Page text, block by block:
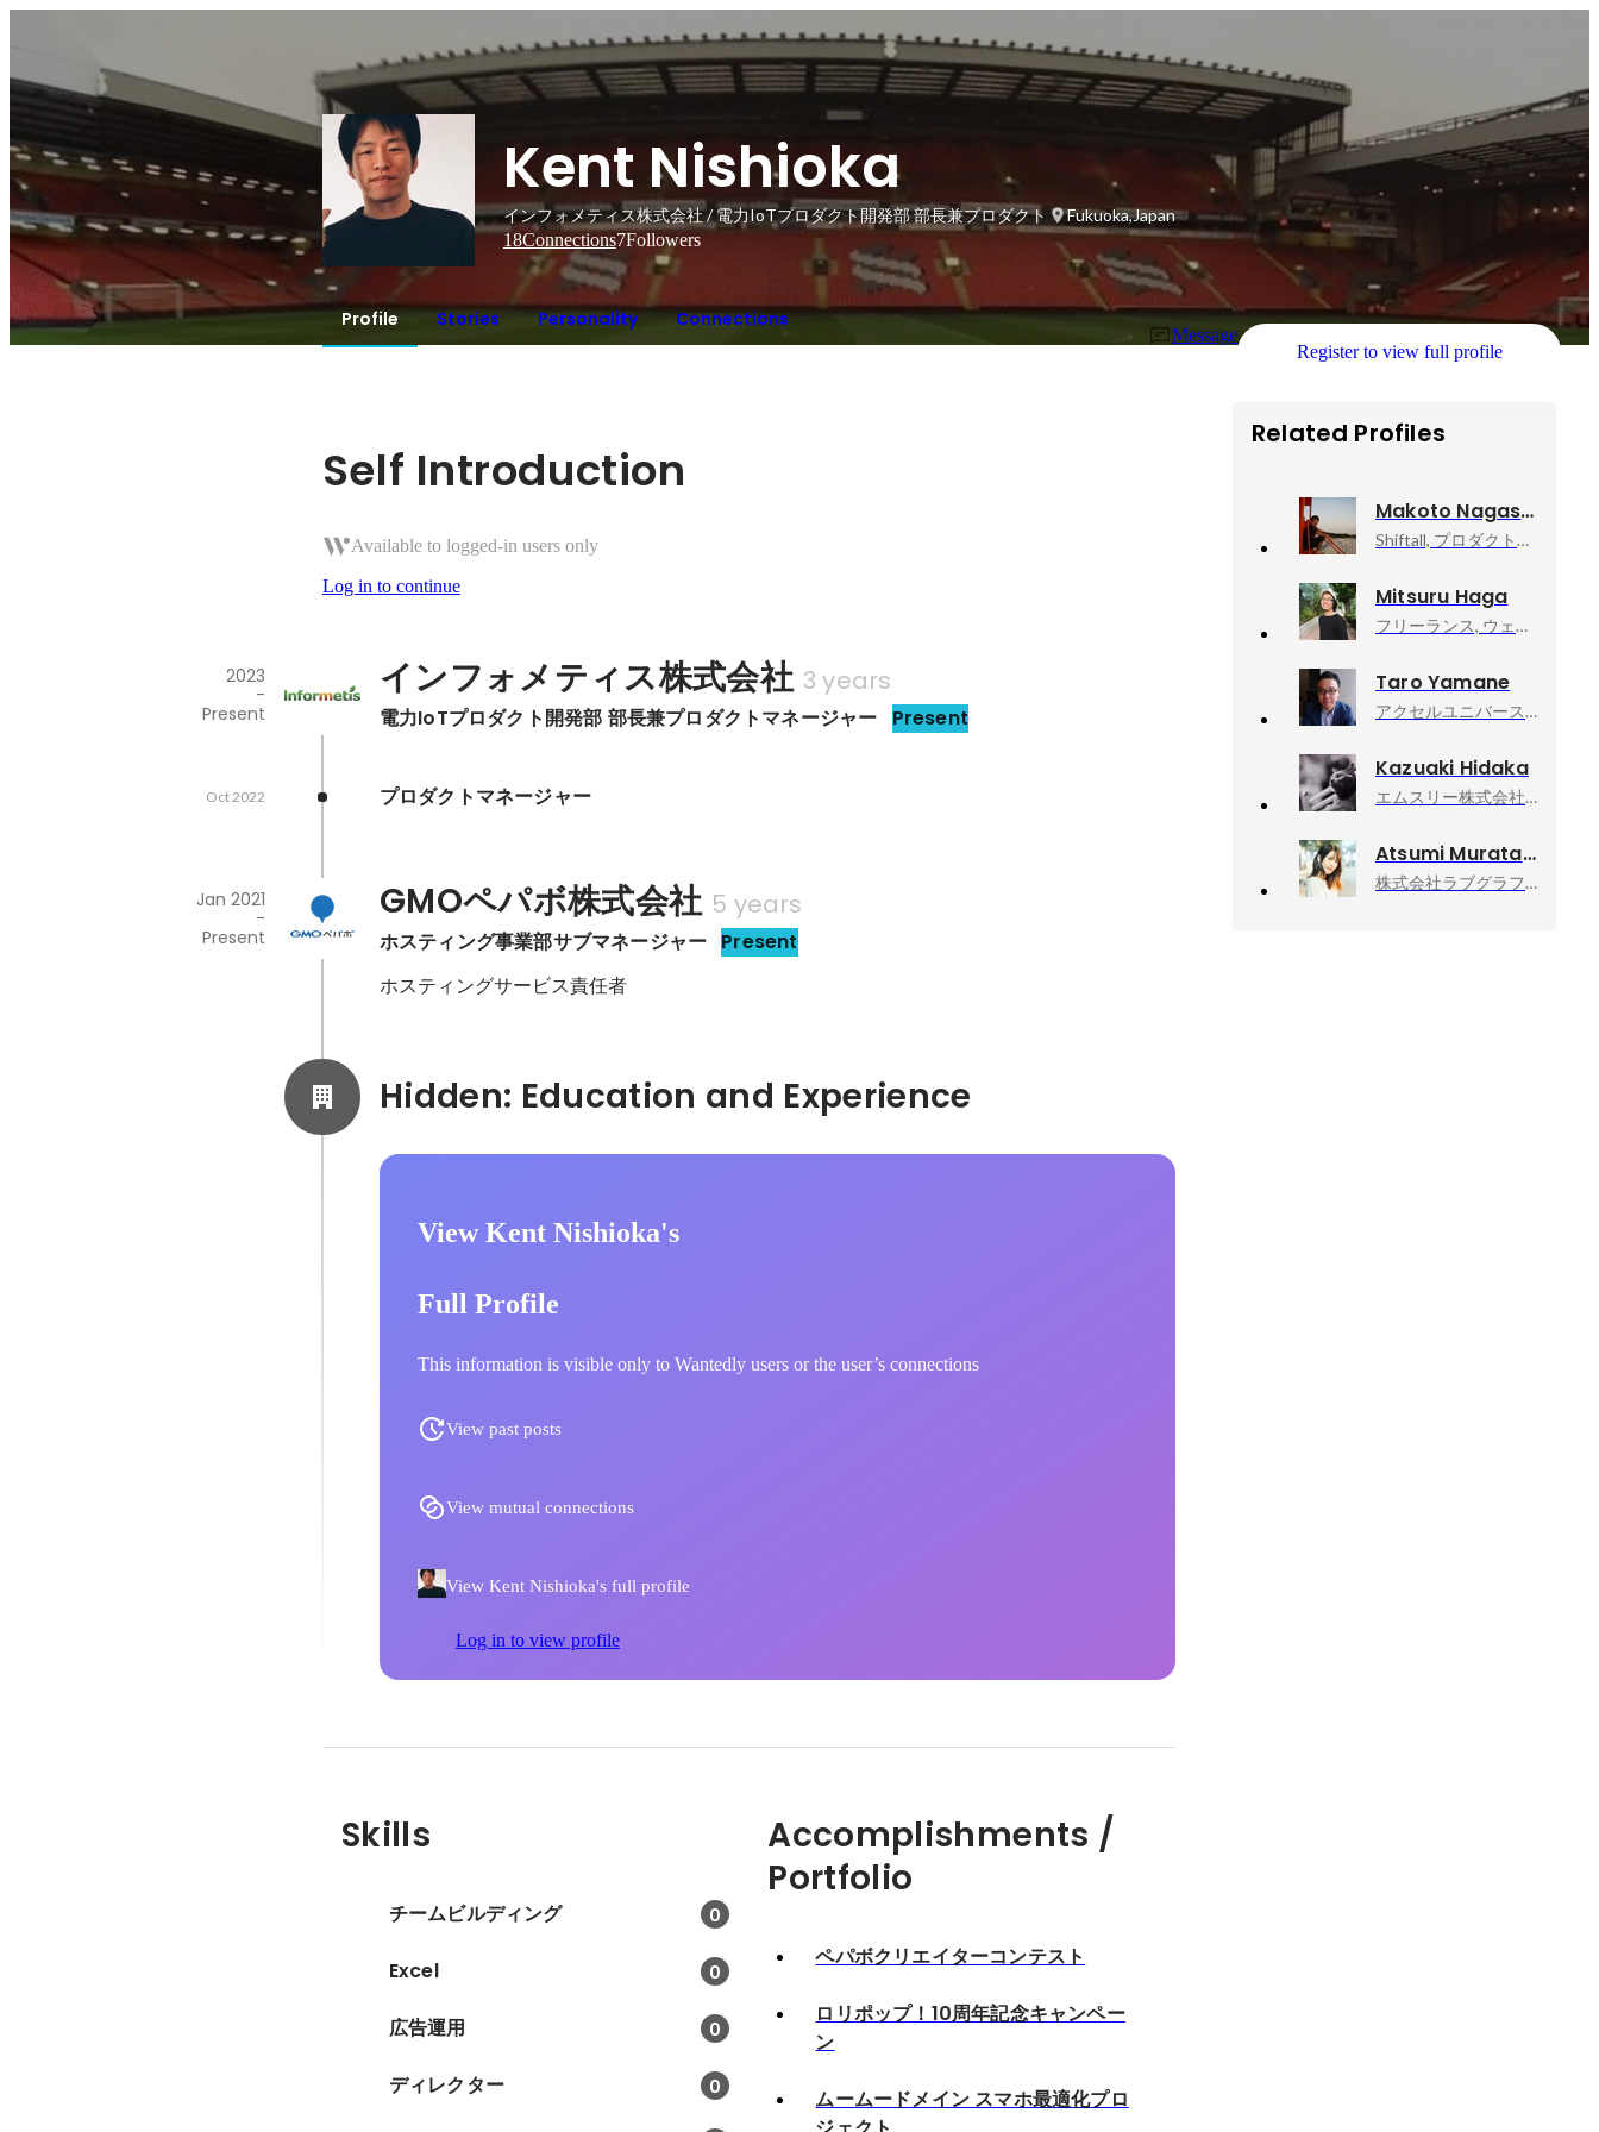
Kent Nishioka
インフォメティス株式会社 / 電力IoTプロダクト開発部 部長兼プロダクトマネージャー
Fukuoka,Japan
18Connections7Followers
Profile Stories Personality Connections
Message
Register to view full profile
Self Introduction
Available to logged-in users only
Log in to continue
インフォメティス株式会社 3 years
電力IoTプロダクト開発部 部長兼プロダクトマネージャー Present
2023
-
Present
プロダクトマネージャー
Oct 2022
GMOペパボ株式会社 5 years
ホスティング事業部サブマネージャー Present
Jan 2021
-
Present
ホスティングサービス責任者
View Kent Nishioka's
Full Profile
This information is visible only to Wantedly users or the user’s connections
View past posts
View mutual connections
View Kent Nishioka's full profile
Log in to view profile
Skills
チームビルディング 0
Excel 0
広告運用 0
ディレクター 0
Accomplishments /
Portfolio
ペパボクリエイターコンテスト
ロリポップ！10周年記念キャンペー
ン
ムームードメイン スマホ最適化プロ
Related Profiles
Makoto Nagasawa
Shiftall, プロダクトマネージャー
Mitsuru Haga
フリーランス, ウェブエンジニア
Taro Yamane
アクセルユニバース株式会社, 代表取締役
Kazuaki Hidaka
エムスリー株式会社, product manager
Atsumi Murata
株式会社ラブグラフ, Co-founder & CCO